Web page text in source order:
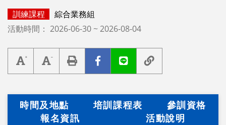
訓練課程
綜合業務組
活動時間： 2026-06-30 ~ 2026-08-04
時間及地點 培訓課程表
參訓資格
報名資訊
活動說明